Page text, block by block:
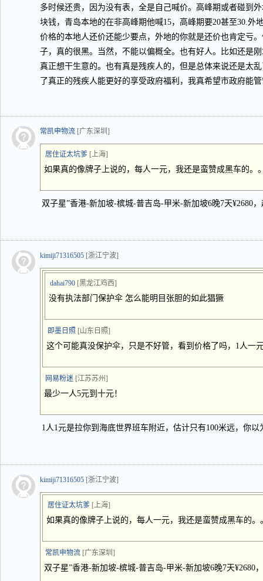
多时候还贵，因为没有表，全是自己喊价。高峰期或者碰到
块钱，青岛本地的在非高峰期他喊15，高峰期要20甚至30.外
价格的本地人还价还能少要点，外地的你就是还价也肯定亏
子，真的很黑。当然，不能以偏概全。也有好人。比如还是
真正想干生意的。也有真是残疾人的，但是总体来说还是太
了真正的残疾人能更好的享受政府福利，我真希望市政府能
常凯申物流 [广东深圳]
居住证太坑爹 [上海]
如果真的像牌子上说的，每人一元，我还是蛮赞成黑车的。
双子星”香港-新加坡-槟城-普吉岛-甲米-新加坡6晚7天¥2680
kimiji71316505 [浙江宁波]
dahai790 [黑龙江鸡西]
没有执法部门保护伞 怎么能明目张胆的如此猖獗
即墨日照 [山东日照]
这个可能真没保护伞，只是不好管，看到价格了吗，1人一
网易粉迷 [江苏苏州]
最少一人5元到十元！
1人1元是拉你到海底世界班车附近，估计只有100米远，你
kimiji71316505 [浙江宁波]
居住证太坑爹 [上海]
如果真的像牌子上说的，每人一元，我还是蛮赞成黑车的。
常凯申物流 [广东深圳]
双子星”香港-新加坡-槟城-普吉岛-甲米-新加坡6晚7天¥2680